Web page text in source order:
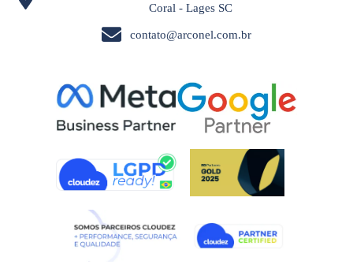
Coral - Lages SC
contato@arconel.com.br